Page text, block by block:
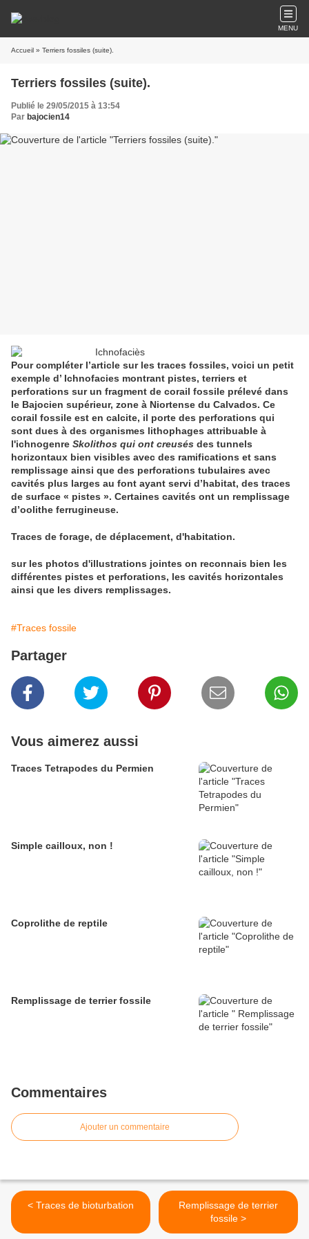
MENU
Accueil » Terriers fossiles (suite).
Terriers fossiles (suite).
Publié le 29/05/2015 à 13:54
Par bajocien14
Pour compléter l’article sur les traces fossiles, voici un petit
exemple d’ Ichnofacies montrant pistes, terriers et
perforations sur un fragment de corail fossile prélevé dans
le Bajocien supérieur, zone à Niortense du Calvados. Ce
corail fossile est en calcite, il porte des perforations qui
sont dues à des organismes lithophages attribuable à
l'ichnogenre Skolithos qui ont creusés des tunnels
horizontaux bien visibles avec des ramifications et sans
remplissage ainsi que des perforations tubulaires avec
cavités plus larges au font ayant servi d’habitat, des traces
de surface « pistes ». Certaines cavités ont un remplissage
d’oolithe ferrugineuse.
Traces de forage, de déplacement, d'habitation.
sur les photos d'illustrations jointes on reconnais bien les
différentes pistes et perforations, les cavités horizontales
ainsi que les divers remplissages.
#Traces fossile
Partager
Vous aimerez aussi
Traces Tetrapodes du Permien
Simple cailloux, non !
Coprolithe de reptile
Remplissage de terrier fossile
Commentaires
Ajouter un commentaire
< Traces de bioturbation
Remplissage de terrier
fossile >